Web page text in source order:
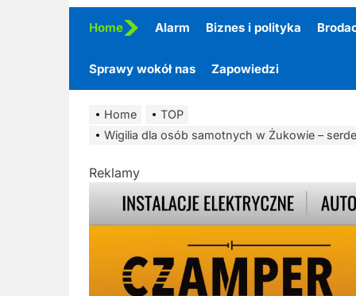
Home Alarm Biznes i polityka
Sprawy wokół nas Zapowiedzi
Home
TOP
Wigilia dla osób samotnych w Żukowie –
Reklamy